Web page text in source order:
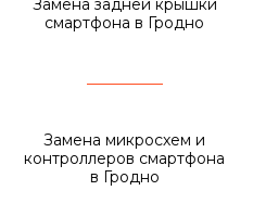
смартфона в Гродно
Замена микросхем и
контроллеров смартфона
в Гродно